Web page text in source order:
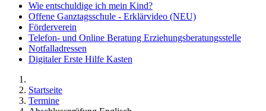
Wie entschuldige ich mein Kind?
Offene Ganztagsschule - Erklärvideo (NEU)
Förderverein
Telefon- und Online Beratung Erziehungsberatungsstelle
Notfalladressen
Digitaler Erste Hilfe Kasten
Startseite
Termine